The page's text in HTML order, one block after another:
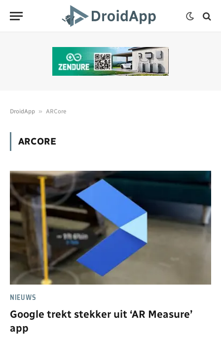
DroidApp » ARCore
ARCORE
NIEUWS
Google trekt stekker uit ‘AR Measure’
app